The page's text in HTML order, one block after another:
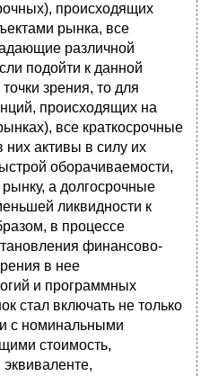
происходящих
рынка, все
различной
подойти к данной
зрения, то для
происходящих на
все краткосрочные
активы в силу их
оборачиваемости,
а долгосрочные
ликвидности к
в процессе
финансово-
в нее
и программных
стал включать не только
с номинальными
стоимость,